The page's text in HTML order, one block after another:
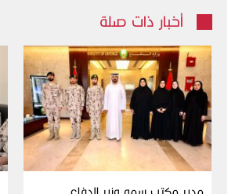
أخبار ذات صلة
مدير مكتب سمو وزير الدفاع